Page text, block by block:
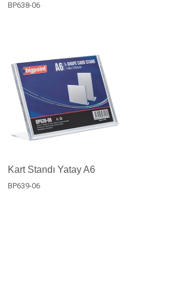
BP638-06
Kart Standı Yatay A6
BP639-06